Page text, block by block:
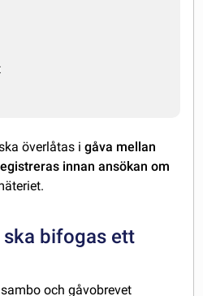
överlåtas igåva mellan
innan ansökan om
bifogas ett
och gåvobrevet